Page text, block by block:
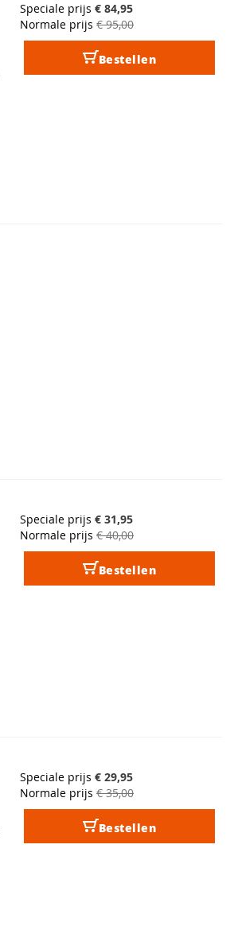
Speciale prijs € 84,95
Normale prijs € 95,00
Bestellen
Speciale prijs € 31,95
Normale prijs € 40,00
Bestellen
Speciale prijs € 29,95
Normale prijs € 35,00
Bestellen